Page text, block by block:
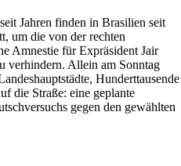
Jahren finden in Brasilien seit
um die von der rechten
Amnestie für Expräsident Jair
verhindern. Allein am Sonntag
Hunderttausende
die Straße: eine geplante
gegen den gewählten